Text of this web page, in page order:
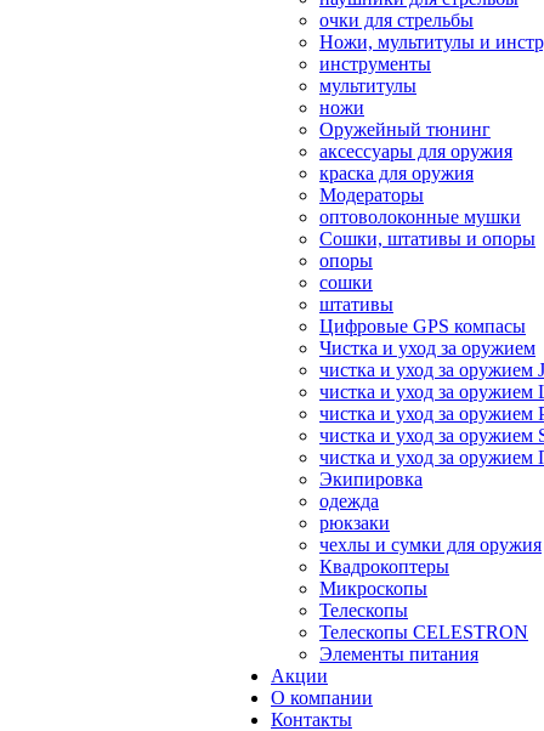
очки для стрельбы
Ножи, мультитулы и
инструменты
мультитулы
ножи
Оружейный тюнинг
аксессуары для оружия
краска для оружия
Модераторы
оптоволоконные мушки
Сошки, штативы и опоры
опоры
сошки
штативы
Цифровые GPS компасы
Чистка и уход за оружием
чистка и уход за оружием
чистка и уход за оружием
чистка и уход за оружием
чистка и уход за оружием
чистка и уход за
Экипировка
одежда
рюкзаки
чехлы и сумки для оружия
Квадрокоптеры
Микроскопы
Телескопы
Телескопы CELESTRON
Элементы питания
Акции
О компании
Контакты